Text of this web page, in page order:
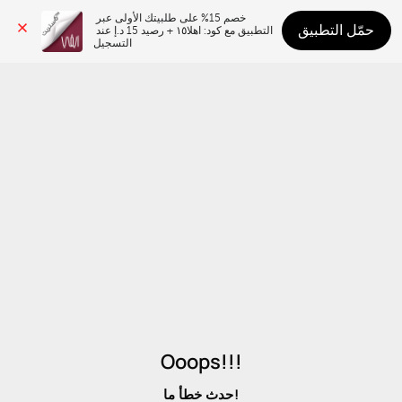
التسجيل
حمّل التطبيق
Ooops!!!
حدث خطأ ما!